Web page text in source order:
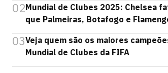
02Mundial de Clubes 2025: Chelsea
que Palmeiras, Botafogo e
03Veja quem são os maiores
Mundial de Clubes da FIFA